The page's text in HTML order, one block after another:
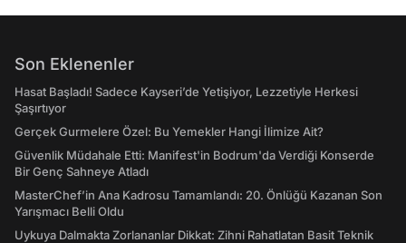
Son Eklenenler
Hasat Başladı! Sadece Kayseri’de Yetişiyor, Lezzetiyle Herkesi
Şaşırtıyor
Gerçek Gurmelere Özel: Bu Yemekler Hangi İlimize Ait?
Güvenlik Müdahale Etti: Manifest'in Bodrum'da Verdiği Konserde
Bir Genç Sahneye Atladı
MasterChef’in Ana Kadrosu Tamamlandı: 20. Önlüğü Kazanan Son
Yarışmacı Belli Oldu
Uykuya Dalmakta Zorlananlar Dikkat: Zihni Rahatlatan Basit Teknik